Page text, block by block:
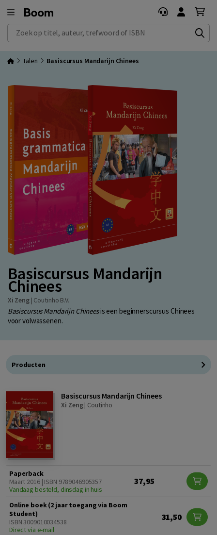
Zoek op titel, auteur, trefwoord of ISBN
Talen Basiscursus Mandarijn Chinees
Basiscursus Mandarijn
Chinees
Xi Zeng| Coutinho B.V.
Basiscursus Mandarijn Chineesis een beginnerscursus Chinees
voor volwassenen.
Producten
Basiscursus Mandarijn Chinees
Xi Zeng| Coutinho
Paperback
Maart 2016 | ISBN 9789046905357
Vandaag besteld, dinsdag in huis
37,95
Online boek (2 jaar toegang via Boom
Student)
ISBN 3009010034538
Direct via e-mail
31,50